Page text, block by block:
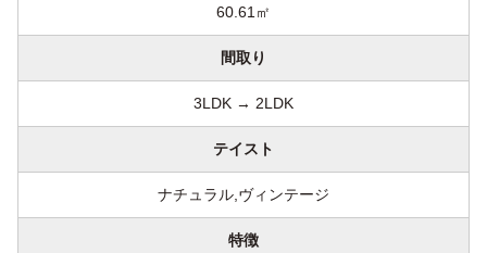
60.61㎡
間取り
3LDK → 2LDK
テイスト
ナチュラル,ヴィンテージ
特徴